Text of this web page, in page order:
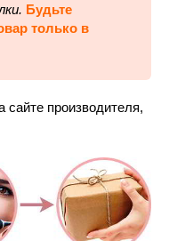
Будьте
только в
сайте производителя,